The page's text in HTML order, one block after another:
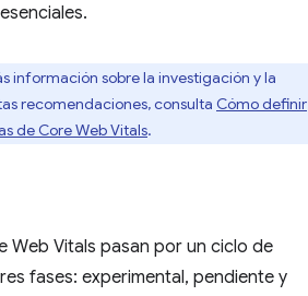
información sobre la investigación y la
recomendaciones, consulta Cómo definir
de Core Web Vitals.
Web Vitals pasan por un ciclo de
fases: experimental, pendiente y